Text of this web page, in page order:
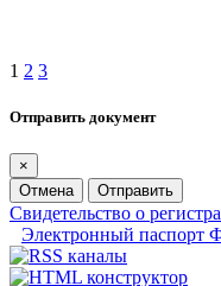
1 2 3
Отправить документ
×
Отмена
Отправить
Свидетельство о
Электронный